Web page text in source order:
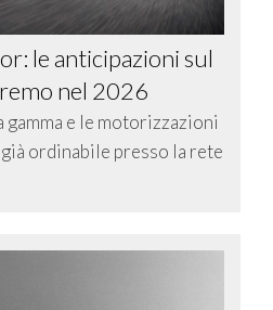
le anticipazioni sul
nel 2026
gamma e le motorizzazioni
ordinabile presso la rete